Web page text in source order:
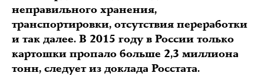
неправильного хранения,
транспортировки, отсутствия переработки
и так далее. В 2015 году в России только
картошки пропало больше 2,3 миллиона
тонн, следует из доклада Росстата.